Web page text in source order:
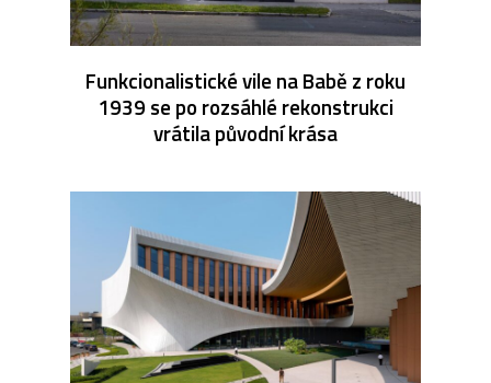
Funkcionalistické vile na Babě z roku
1939 se po rozsáhlé rekonstrukci
vrátila původní krása